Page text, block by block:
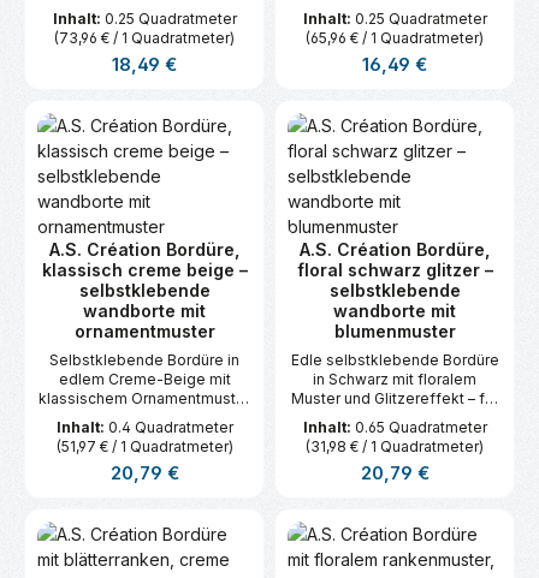
Wänden. Maße: 5 m x 0,05 m.
Inhalt: 0.25 Quadratmeter
(73,96 € / 1 Quadratmeter)
Regulärer Preis:
18,49 €
m.
Inhalt: 0.25 Quadratmeter
(65,96 € / 1 Quadratmeter)
Regulärer Preis:
16,49 €
A.S. Création Bordüre,
klassisch creme beige –
selbstklebende
wandborte mit
ornamentmuster
Selbstklebende Bordüre in
edlem Creme-Beige mit
klassischem Ornamentmuster
leicht gemacht.
Inhalt: 0.4 Quadratmeter
(51,97 € / 1 Quadratmeter)
Regulärer Preis:
20,79 €
A.S. Création Bordüre,
floral schwarz glitzer –
selbstklebende
wandborte mit
blumenmuster
Edle selbstklebende Bordüre
in Schwarz mit floralem
Muster und Glitzereffekt – für
Inhalt: 0.65 Quadratmeter
(31,98 € / 1 Quadratmeter)
Regulärer Preis:
20,79 €